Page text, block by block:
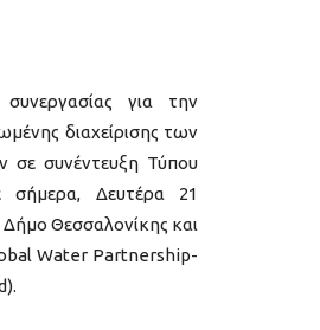
για την
διαχείρισης των
σε συνέντευξη Τύπου
σήμερα, Δευτέρα 21
Δήμο Θεσσαλονίκης και
Water Partnership-